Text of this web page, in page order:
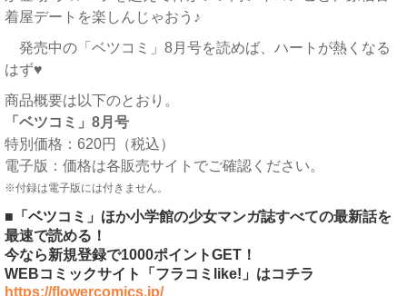
着屋デートを楽しんじゃおう♪
発売中の「ベツコミ」8月号を読めば、ハートが熱くなる
はず♥
商品概要は以下のとおり。
「ベツコミ」8月号
特別価格：620円（税込）
電子版：価格は各販売サイトでご確認ください。
※付録は電子版には付きません。
■「ベツコミ」ほか小学館の少女マンガ誌すべての最新話を
最速で読める！
今なら新規登録で1000ポイントGET！
WEBコミックサイト「フラコミlike!」はコチラ
https://flowercomics.jp/